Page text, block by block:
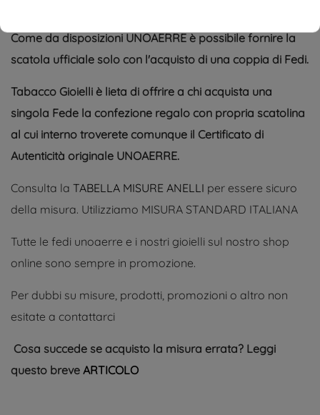
Come da disposizioni UNOAERRE è possibile fornire la
scatola ufficiale solo con l'acquisto di una coppia di Fedi.
Tabacco Gioielli è lieta di offrire a chi acquista una
singola Fede la confezione regalo con propria scatolina
al cui interno troverete comunque il Certificato di
Autenticità originale UNOAERRE.
Consulta la TABELLA MISURE ANELLI per essere sicuro
della misura. Utilizziamo MISURA STANDARD ITALIANA
Tutte le fedi unoaerre e i nostri gioielli sul nostro shop
online sono sempre in promozione.
Per dubbi su misure, prodotti, promozioni o altro non
esitate a contattarci
Cosa succede se acquisto la misura errata? Leggi
questo breve ARTICOLO